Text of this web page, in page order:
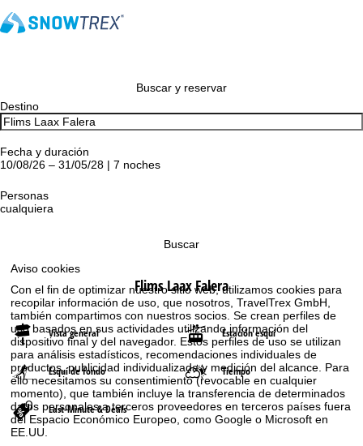
Aviso cookies
Con el fin de optimizar nuestro sitio web, utilizamos cookies para
recopilar información de uso, que nosotros, TravelTrex GmbH,
también compartimos con nuestros socios. Se crean perfiles de
uso basados en sus actividades utilizando información del
dispositivo final y del navegador. Estos perfiles de uso se utilizan
para análisis estadísticos, recomendaciones individuales de
productos, publicidad individualizada y medición del alcance. Para
ello necesitamos su consentimiento (revocable en cualquier
momento), que también incluye la transferencia de determinados
datos personales a terceros proveedores en terceros países fuera
del Espacio Económico Europeo, como Google o Microsoft en
EE.UU.
Buscar y reservar
Destino
Fecha y duración
10/08/26 – 31/05/28 | 7 noches
Personas
cualquiera
Buscar
Flims Laax Falera
Vista general Estación esquí
Esquí de fondo Tiempo
Last-Minute & Deals